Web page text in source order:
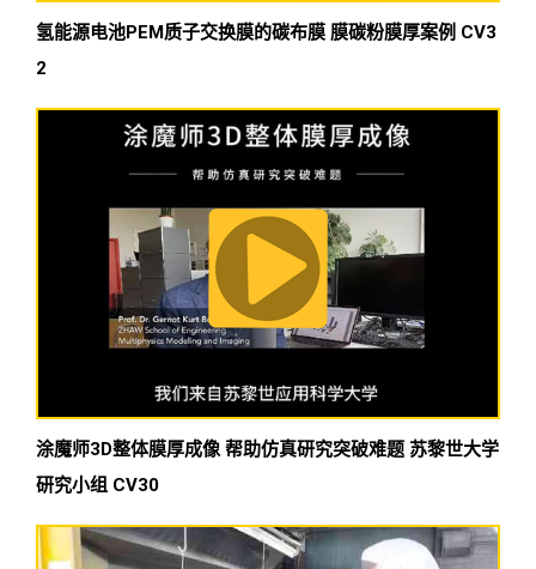
氢能源电池PEM质子交换膜的碳布膜 膜碳粉膜厚案例 CV3
2
涂魔师3D整体膜厚成像 帮助仿真研究突破难题 苏黎世大学
研究小组 CV30